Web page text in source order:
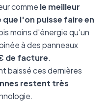
comme le meilleur
l'on puisse faire en
moins d'énergie qu'un
à des panneaux
de facture.
baissé ces dernières
restent très